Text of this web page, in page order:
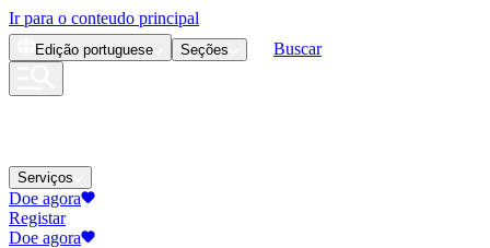
Ir para o conteudo principal
Edição portuguese Seções Buscar
Serviços
Doe agora
Registar
Doe agora